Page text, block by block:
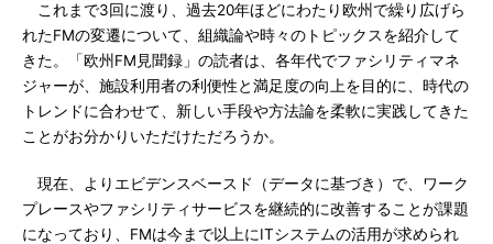
これまで3回に渡り、過去20年ほどにわたり欧州で繰り広げら
れたFMの変遷について、組織論や時々のトピックスを紹介して
きた。「欧州FM見聞録」の読者は、各年代でファシリティマネ
ジャーが、施設利用者の利便性と満足度の向上を目的に、時代の
トレンドに合わせて、新しい手段や方法論を柔軟に実践してきた
ことがお分かりいただけただろうか。
現在、よりエビデンスベースド（データに基づき）で、ワーク
プレースやファシリティサービスを継続的に改善することが課題
になっており、FMは今まで以上にITシステムの活用が求められ